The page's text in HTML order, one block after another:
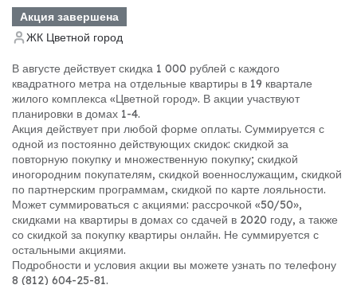
Акция завершена
ЖК Цветной город
В августе действует скидка 1 000 рублей с каждого
квадратного метра на отдельные квартиры в 19 квартале
жилого комплекса «Цветной город». В акции участвуют
планировки в домах 1-4.
Акция действует при любой форме оплаты. Суммируется с
одной из постоянно действующих скидок: скидкой за
повторную покупку и множественную покупку; скидкой
иногородним покупателям, скидкой военнослужащим, скидкой
по партнерским программам, скидкой по карте лояльности.
Может суммироваться с акциями: рассрочкой «50/50»,
скидками на квартиры в домах со сдачей в 2020 году, а также
со скидкой за покупку квартиры онлайн. Не суммируется с
остальными акциями.
Подробности и условия акции вы можете узнать по телефону
8 (812) 604-25-81.